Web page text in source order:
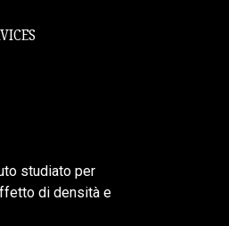
studiato per
di densità e